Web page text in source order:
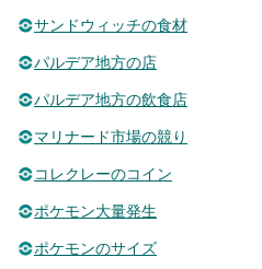
サンドウィッチの食材
パルデア地方の店
パルデア地方の飲食店
マリナード市場の競り
コレクレーのコイン
ポケモン大量発生
ポケモンのサイズ